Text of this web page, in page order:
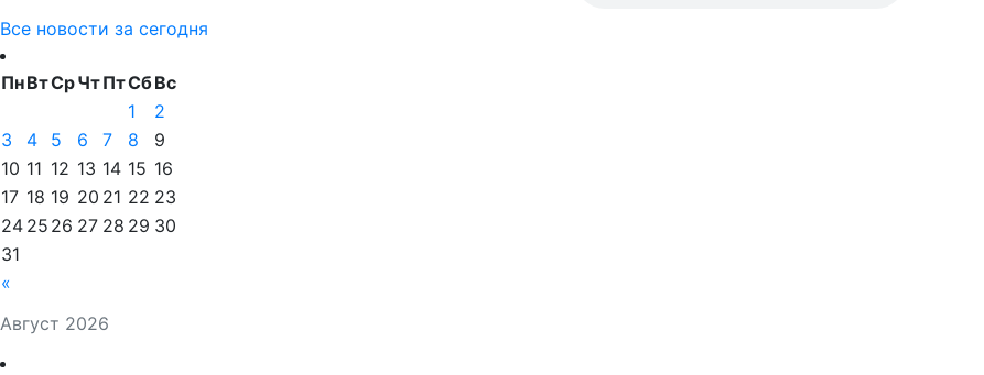
Все новости за сегодня
Август 2026
ПнВтСрЧтПтСбВс
«
1
2
3
4 5 6 7 8
9
10 11 12 13 14 15 16
17 18 19 20 21 22 23
24 25 26 27 28 29 30
31